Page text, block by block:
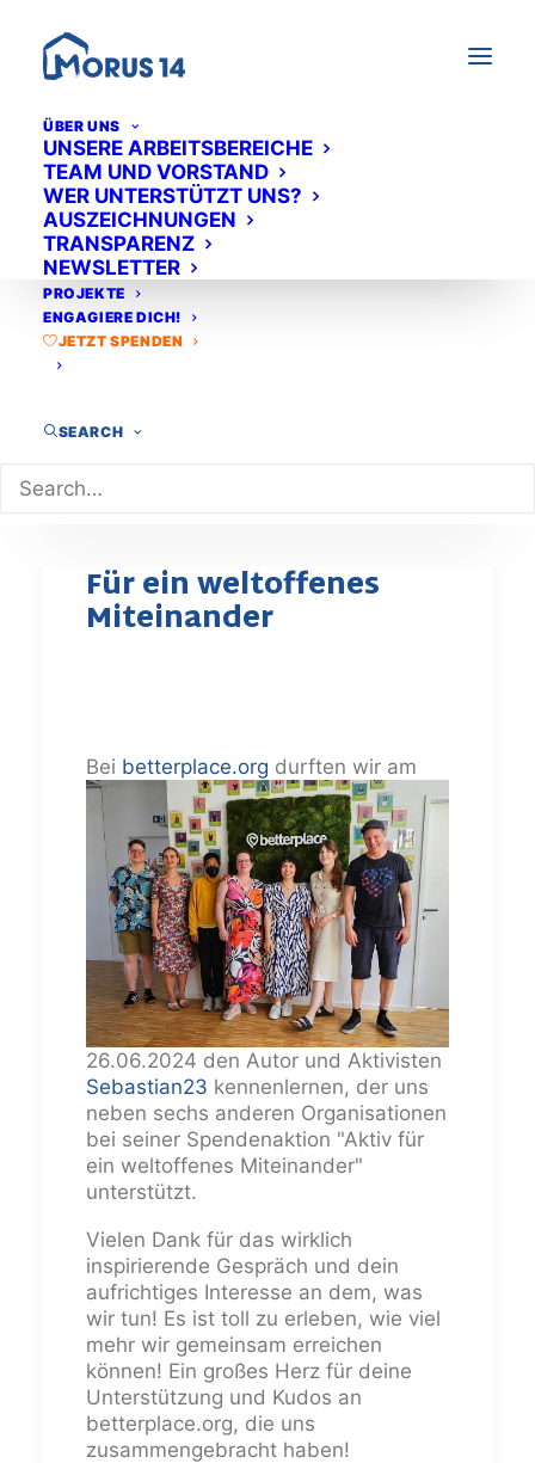
ÜBER UNS
UNSERE ARBEITSBEREICHE
TEAM UND VORSTAND
WER UNTERSTÜTZT UNS?
AUSZEICHNUNGEN
TRANSPARENZ
NEWSLETTER
PROJEKTE
ENGAGIERE DICH!
JETZT SPENDEN
SEARCH
Für ein weltoffenes
Miteinander
Bei betterplace.org durften wir am
26.06.2024 den Autor und Aktivisten
Sebastian23 kennenlernen, der uns
neben sechs anderen Organisationen
bei seiner Spendenaktion "Aktiv für
ein weltoffenes Miteinander"
unterstützt.
Vielen Dank für das wirklich
inspirierende Gespräch und dein
aufrichtiges Interesse an dem, was
wir tun! Es ist toll zu erleben, wie viel
mehr wir gemeinsam erreichen
können! Ein großes Herz für deine
Unterstützung und Kudos an
betterplace.org, die uns
zusammengebracht haben!